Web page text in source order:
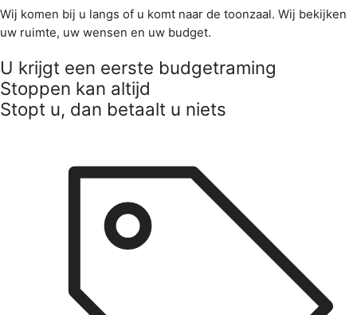
Wij komen bij u langs of u komt naar de toonzaal. Wij bekijken
uw ruimte, uw wensen en uw budget.
U krijgt een eerste budgetraming
Stoppen kan altijd
Stopt u, dan betaalt u niets